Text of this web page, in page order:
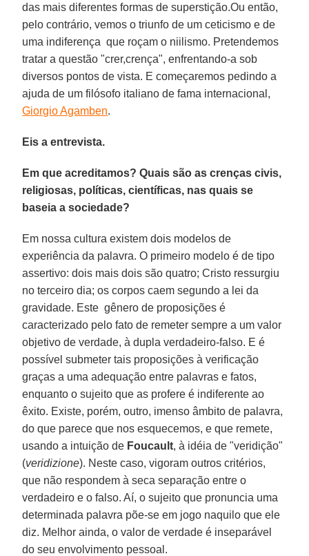
das mais diferentes formas de superstição.Ou então,
pelo contrário, vemos o triunfo de um ceticismo e de
uma indiferença que roçam o niilismo. Pretendemos
tratar a questão "crer,crença", enfrentando-a sob
diversos pontos de vista. E começaremos pedindo a
ajuda de um filósofo italiano de fama internacional,
Giorgio Agamben.
Eis a entrevista.
Em que acreditamos? Quais são as crenças civis,
religiosas, políticas, científicas, nas quais se
baseia a sociedade?
Em nossa cultura existem dois modelos de
experiência da palavra. O primeiro modelo é de tipo
assertivo: dois mais dois são quatro; Cristo ressurgiu
no terceiro dia; os corpos caem segundo a lei da
gravidade. Este gênero de proposições é
caracterizado pelo fato de remeter sempre a um valor
objetivo de verdade, à dupla verdadeiro-falso. E é
possível submeter tais proposições à verificação
graças a uma adequação entre palavras e fatos,
enquanto o sujeito que as profere é indiferente ao
êxito. Existe, porém, outro, imenso âmbito de palavra,
do que parece que nos esquecemos, e que remete,
usando a intuição de Foucault, à idéia de "veridição"
(veridizione). Neste caso, vigoram outros critérios,
que não respondem à seca separação entre o
verdadeiro e o falso. Aí, o sujeito que pronuncia uma
determinada palavra põe-se em jogo naquilo que ele
diz. Melhor ainda, o valor de verdade é inseparável
do seu envolvimento pessoal.